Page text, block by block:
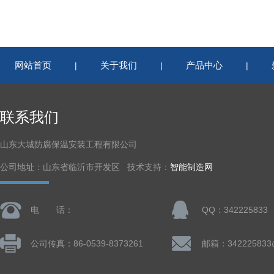
网站首页 | 关于我们 | 产品中心 |
联系我们
山东大城防腐保温安装工程有限公司
公司地址：山东省临沂市开发区 技术支持： 智能制造网
电 话： QQ：342225833
公司传真：86-0539-8373261 邮箱：